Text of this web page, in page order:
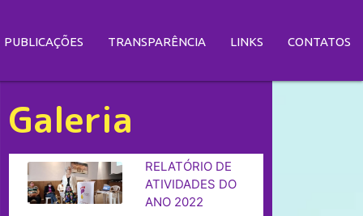
PUBLICAÇÕES TRANSPARÊNCIA LINKS CONTATOS
PUBLICAÇÕES TRANSPARÊNCIA LINKS CONTATOS
Galeria
RELATÓRIO DE
ATIVIDADES DO
ANO 2022